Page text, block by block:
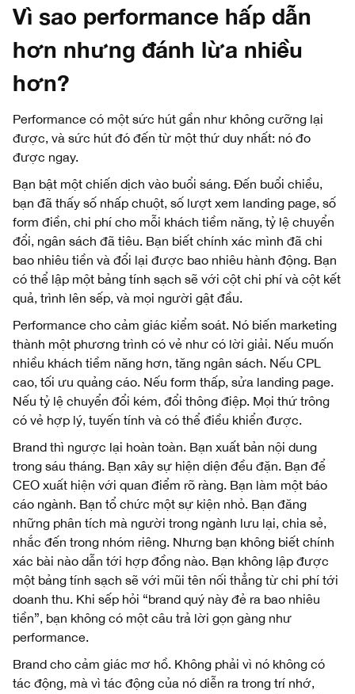
Vì sao performance hấp dẫn
hơn nhưng đánh lừa nhiều
hơn?
Performance có một sức hút gần như không cưỡng lại
được, và sức hút đó đến từ một thứ duy nhất: nó đo
được ngay.
Bạn bật một chiến dịch vào buổi sáng. Đến buổi chiều,
bạn đã thấy số nhấp chuột, số lượt xem landing page, số
form điền, chi phí cho mỗi khách tiềm năng, tỷ lệ chuyển
đổi, ngân sách đã tiêu. Bạn biết chính xác mình đã chi
bao nhiêu tiền và đổi lại được bao nhiêu hành động. Bạn
có thể lập một bảng tính sạch sẽ với cột chi phí và cột kết
quả, trình lên sếp, và mọi người gật đầu.
Performance cho cảm giác kiểm soát. Nó biến marketing
thành một phương trình có vẻ như có lời giải. Nếu muốn
nhiều khách tiềm năng hơn, tăng ngân sách. Nếu CPL
cao, tối ưu quảng cáo. Nếu form thấp, sửa landing page.
Nếu tỷ lệ chuyển đổi kém, đổi thông điệp. Mọi thứ trông
có vẻ hợp lý, tuyến tính và có thể điều khiển được.
Brand thì ngược lại hoàn toàn. Bạn xuất bản nội dung
trong sáu tháng. Bạn xây sự hiện diện đều đặn. Bạn để
CEO xuất hiện với quan điểm rõ ràng. Bạn làm một báo
cáo ngành. Bạn tổ chức một sự kiện nhỏ. Bạn đăng
những phân tích mà người trong ngành lưu lại, chia sẻ,
nhắc đến trong nhóm riêng. Nhưng bạn không biết chính
xác bài nào dẫn tới hợp đồng nào. Bạn không lập được
một bảng tính sạch sẽ với mũi tên nối thẳng từ chi phí tới
doanh thu. Khi sếp hỏi “brand quý này đẻ ra bao nhiêu
tiền”, bạn không có một câu trả lời gọn gàng như
performance.
Brand cho cảm giác mơ hồ. Không phải vì nó không có
tác động, mà vì tác động của nó diễn ra trong trí nhớ,